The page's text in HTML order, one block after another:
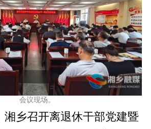
会议现场。
湘乡召开离退休干部党建暨